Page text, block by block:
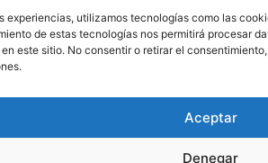
experiencias, utilizamos tecnologías como las
de estas tecnologías nos permitirá procesar
este sitio. No consentir o retirar el
Aceptar
Denegar